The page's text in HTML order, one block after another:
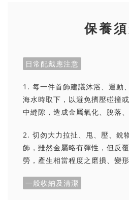
保養
日常配戴應注意
1. 每一件首飾建議沐浴、運動
海水時取下，以避免擠壓碰撞
中縫隙，造成金屬氧化、脫落、
2. 切勿大力拉扯、甩、壓、銳
飾，雖然金屬略有彈性，但反
勞，產生相當程度之磨損、變形
一般收納及清潔